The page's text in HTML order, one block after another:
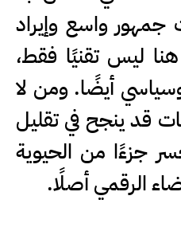
واسع وإيراد
هنا ليس تقنيًا فقط،
أيضًا. ومن لا
قد ينجح في تقليل
جزءًا من الحيوية
الرقمي أصلًا.